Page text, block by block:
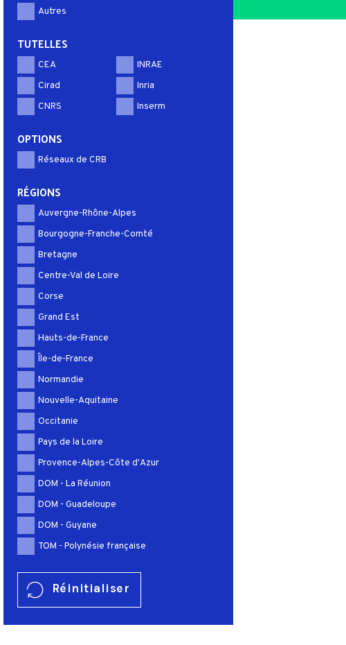
Autres
TUTELLES
CEA
Cirad
CNRS
INRAE
Inria
Inserm
OPTIONS
Réseaux de CRB
RÉGIONS
Auvergne-Rhône-Alpes
Bourgogne-Franche-Comté
Bretagne
Centre-Val de Loire
Corse
Grand Est
Hauts-de-France
Île-de-France
Normandie
Nouvelle-Aquitaine
Occitanie
Pays de la Loire
Provence-Alpes-Côte d'Azur
DOM - La Réunion
DOM - Guadeloupe
DOM - Guyane
TOM - Polynésie française
Réinitialiser